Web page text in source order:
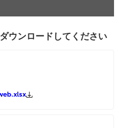
ウンロードしてください